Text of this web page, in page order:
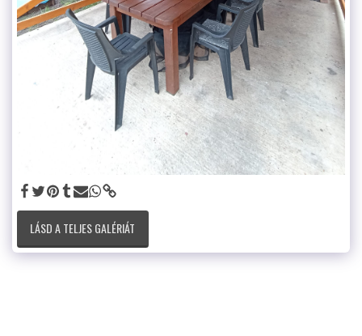
LÁSD A TELJES GALÉRIÁT